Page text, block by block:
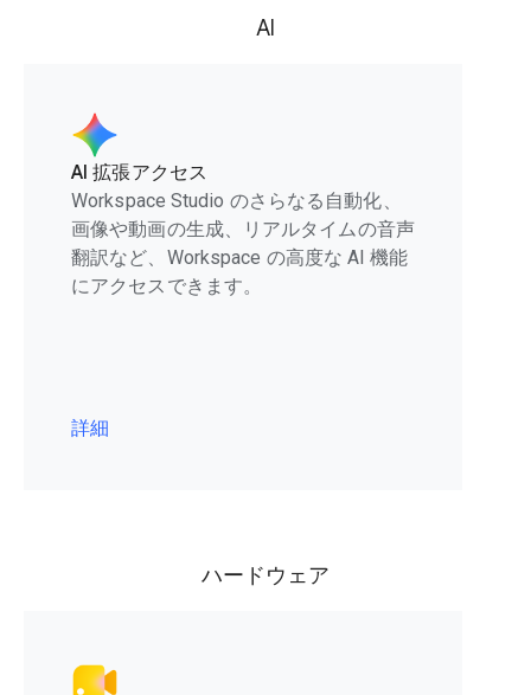
AI
AI 拡張アクセス
Workspace Studio のさらなる自動化、
画像や動画の生成、リアルタイムの音声
翻訳など、Workspace の高度な AI 機能
にアクセスできます。
詳細
ハードウェア